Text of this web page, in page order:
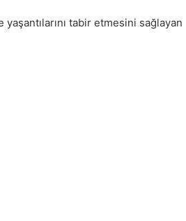
tabir etmesini sağlayan